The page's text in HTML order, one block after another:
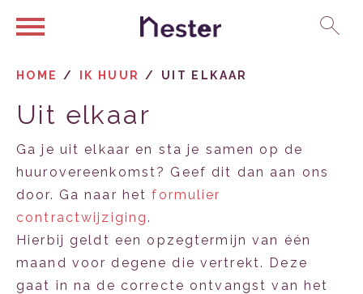
Naar hoofdinhoud
Naar hoofdnavigatiemenu
Naar zoeken
Naar de homepage
Ga naar Hoofd
HOME IK HUUR UIT ELKAAR
Uit elkaar
Ga je uit elkaar en sta je samen op de
huurovereenkomst? Geef dit dan aan ons
door. Ga naar hetformulier
contractwijziging.
Hierbij geldt een opzegtermijn van één
maand voor degene die vertrekt. Deze
gaat in na de correcte ontvangst van het